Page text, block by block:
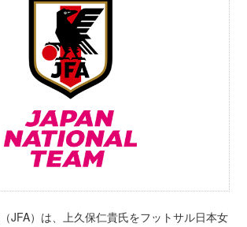
JFA）は、上久保仁貴氏をフットサル日本女